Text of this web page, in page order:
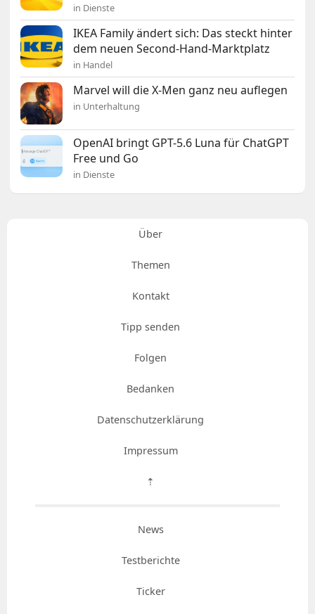
in Dienste
IKEA Family ändert sich: Das steckt hinter
dem neuen Second-Hand-Marktplatz
in Handel
Marvel will die X-Men ganz neu auflegen
in Unterhaltung
OpenAI bringt GPT-5.6 Luna für ChatGPT
Free und Go
in Dienste
Über
Themen
Kontakt
Tipp senden
Folgen
Bedanken
Datenschutzerklärung
Impressum
⇡
News
Testberichte
Ticker